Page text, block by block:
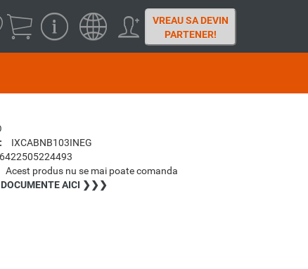
VREAU SA DEVIN
PARTENER!
IXCABNB103INEG
6422505224493
Acest produs nu se mai poate comanda
DOCUMENTE AICI ❯❯❯